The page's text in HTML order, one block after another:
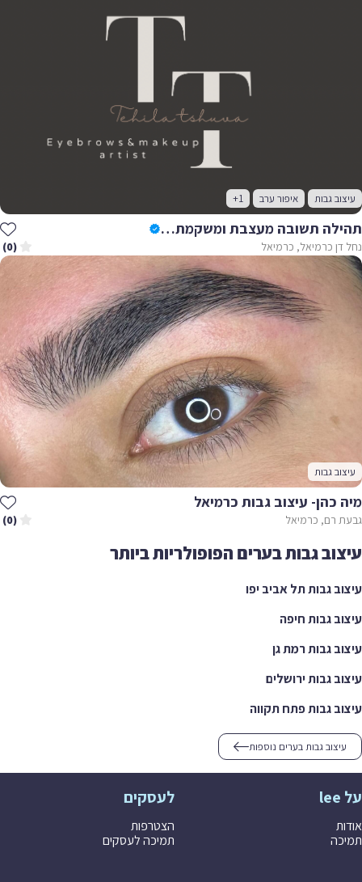
עיצוב גבות איפור ערב +1
תהילה תשובה מעצבת ומשקמת גבות טבעיות &מאפרת
נחל דן כרמיאל, כרמיאל (0)
עיצוב גבות
מיה כהן- עיצוב גבות כרמיאל
גבעת רם, כרמיאל (0)
עיצוב גבות בערים הפופולריות ביותר
עיצוב גבות תל אביב יפו
עיצוב גבות חיפה
עיצוב גבות רמת גן
עיצוב גבות ירושלים
עיצוב גבות פתח תקווה
עיצוב גבות בערים נוספות
על lee
אודות
תמיכה
לעסקים
הצטרפות
תמיכה לעסקים